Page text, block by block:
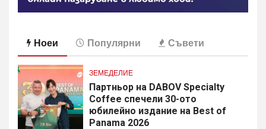
Ноеи Популярни Съвети
ЗЕМЕДЕЛИЕ
Партньор на DABOV Specialty
Coffee спечели 30-ото
юбилейно издание на Best of
Panama 2026